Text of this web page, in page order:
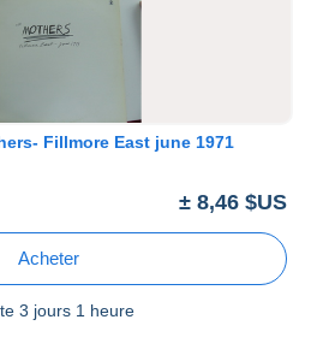
Fillmore East june 1971
± 8,46 $US
Acheter
3 jours 1 heure